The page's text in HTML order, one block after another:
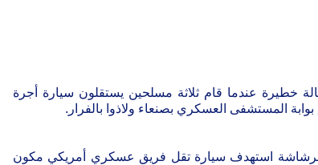
خطيرة عندما قام ثلاثة مسلحين يستقلون سيارة أجرة
المستشفى العسكري بصنعاء ولاذوا بالفرار.
استهدف سيارة تقل فريق عسكري أمريكي مكون